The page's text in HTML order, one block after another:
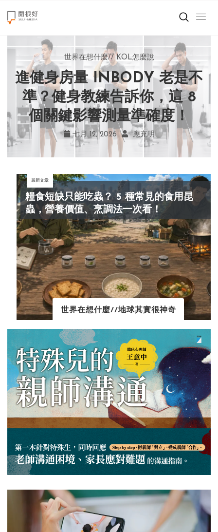
來點正能量
世界在想什麼
創造美好生活
小孩不是噩夢
職場商業經濟
影片專區
關於我們
世界在想什麼//地球村發生的事
AI 複製吉卜力畫風引爭議！
宮崎駿用七年證明：人腦創
作仍無可取代
七月 19, 2026 菲利浦．科特勒
來點正能量//與自己和解
別讓過去的榮耀嘲笑現在！
學會捨棄獎盃，活出當下的
真實幸福
七月 17, 2026 亞瑟．布魯克斯
來點正能量//女力至上
改變不用驚天動地！《米娜
家的星期六》看小女孩如何
勇敢跨出第一步
七月 22, 2026 不正田心
世界在想什麼//KOL怎麼說
進健身房量 INBODY 老是不
準？健身教練告訴你，這 8
個關鍵影響測量準確度！
七月 12, 2026 應充明
糧食短缺只能吃蟲？ 5 種常見的食用昆
蟲，營養價值、烹調法一次看！
最新文章
世界在想什麼//地球其實很神奇